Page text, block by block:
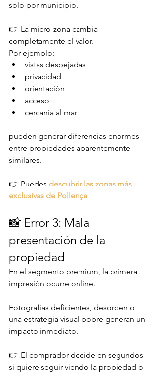
solo por municipio.
👉 La micro-zona cambia
completamente el valor.
Por ejemplo:
vistas despejadas
privacidad
orientación
acceso
cercanía al mar
pueden generar diferencias enormes
entre propiedades aparentemente
similares.
👉 Puedes descubrir las zonas más
exclusivas de Pollença
📸 Error 3: Mala
presentación de la
propiedad
En el segmento premium, la primera
impresión ocurre online.
Fotografías deficientes, desorden o
una estrategia visual pobre generan un
impacto inmediato.
👉 El comprador decide en segundos
si quiere seguir viendo la propiedad o